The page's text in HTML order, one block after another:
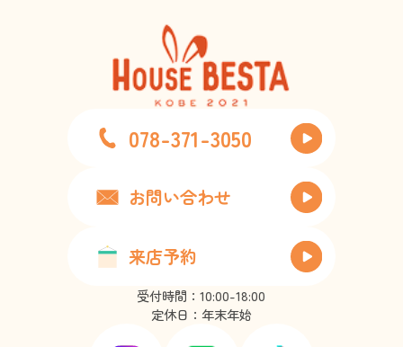
078-371-3050
お問い合わせ
来店予約
受付時間：10:00-18:00
定休日：年末年始